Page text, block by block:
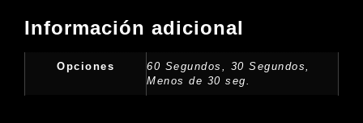
Información adicional
Opciones
60 Segundos, 30 Segundos,
Menos de 30 seg.